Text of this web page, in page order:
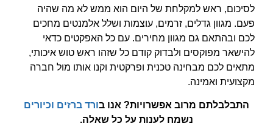
לסיכום, ראש למקלחת של היום הוא ממש לא מה שהיה
פעם. מגוון גדלים, זרמים, עוצמות ושלל אלמנטים מחכים
לכם ובהתאם גם מגוון מחירים. עם כל האפקטים כדאי
להישאר מפוקסים ולבדוק קודם כל שזהו ראש טוש איכותי,
מתאים לכם מבחינה טכנית ופרקטית וקנו אותו מול חברה
מקצועית ואמינה.
התבלבלתם מרוב אפשרויות? אנו בורד ברזים וכיורים
נשמח לענות על כל שאלה.